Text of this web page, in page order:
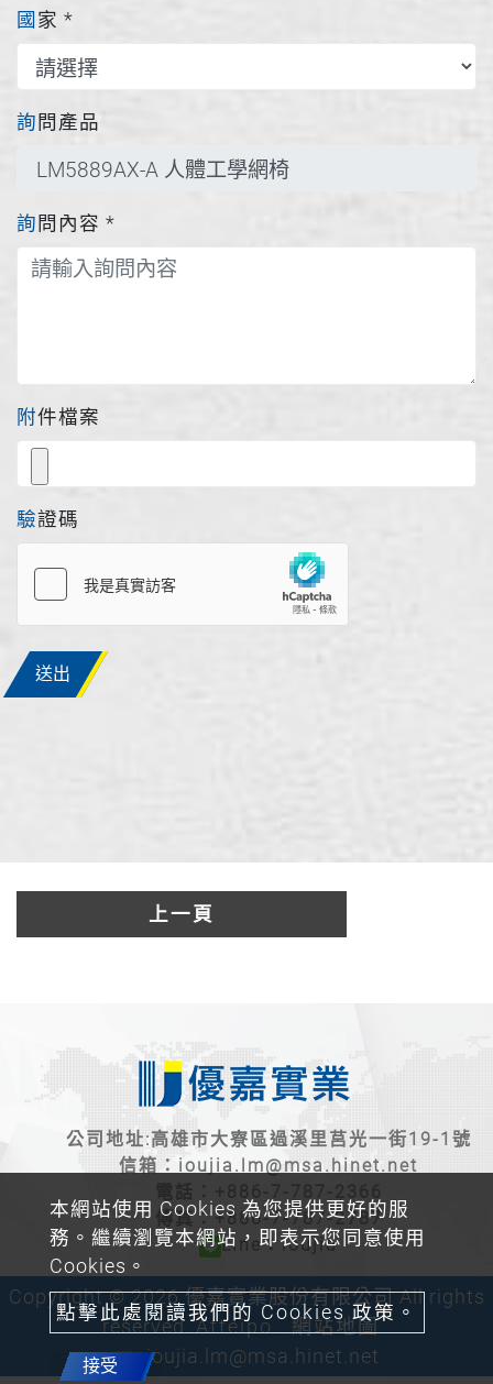
國家 *
詢問產品
詢問內容 *
附件檔案
驗證碼
送出
上一頁
本網站使用 Cookies 為您提供更好的服
務。繼續瀏覽本網站，即表示您同意使用
Cookies。
點擊此處閱讀我們的 Cookies 政策。
接受
公司地址:高雄市大寮區過溪里莒光一街19-1號
信箱： ioujia.lm@msa.hinet.net
電話： +886-7-787-2366
傳真：+886-7-787-2787
Line：ioujia
Copyright © 2026 優嘉實業股份有限公司 All rights
reserved.Atteipo. 網站地圖
ioujia.lm@msa.hinet.net